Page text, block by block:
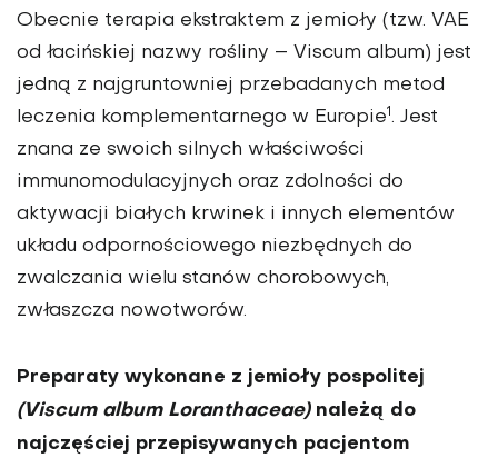
Obecnie terapia ekstraktem z jemioły (tzw. VAE
od łacińskiej nazwy rośliny – Viscum album) jest
jedną z najgruntowniej przebadanych metod
leczenia komplementarnego w Europie1. Jest
znana ze swoich silnych właściwości
immunomodulacyjnych oraz zdolności do
aktywacji białych krwinek i innych elementów
układu odpornościowego niezbędnych do
zwalczania wielu stanów chorobowych,
zwłaszcza nowotworów.
Preparaty wykonane z jemioły pospolitej
(Viscum album Loranthaceae)należą do
najczęściej przepisywanych pacjentom